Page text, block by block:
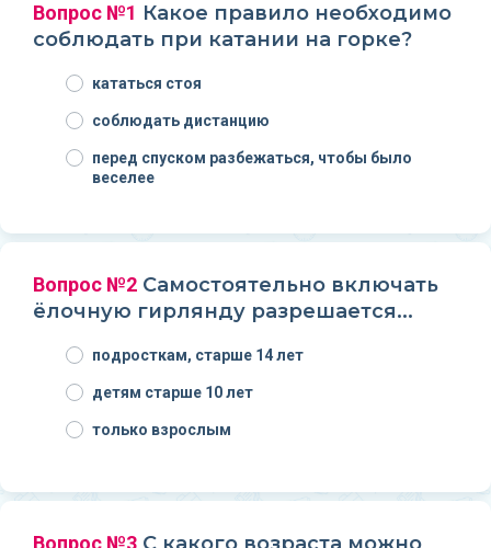
Вопрос №1 Какое правило необходимо
соблюдать при катании на горке?
кататься стоя
соблюдать дистанцию
перед спуском разбежаться, чтобы было
веселее
Вопрос №2 Самостоятельно включать
ёлочную гирлянду разрешается...
подросткам, старше 14 лет
детям старше 10 лет
только взрослым
Вопрос №3